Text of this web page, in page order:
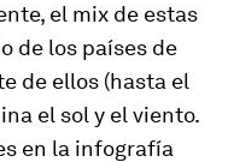
el mix de estas
de los países de
de ellos (hasta el
el sol y el viento.
en la infografía